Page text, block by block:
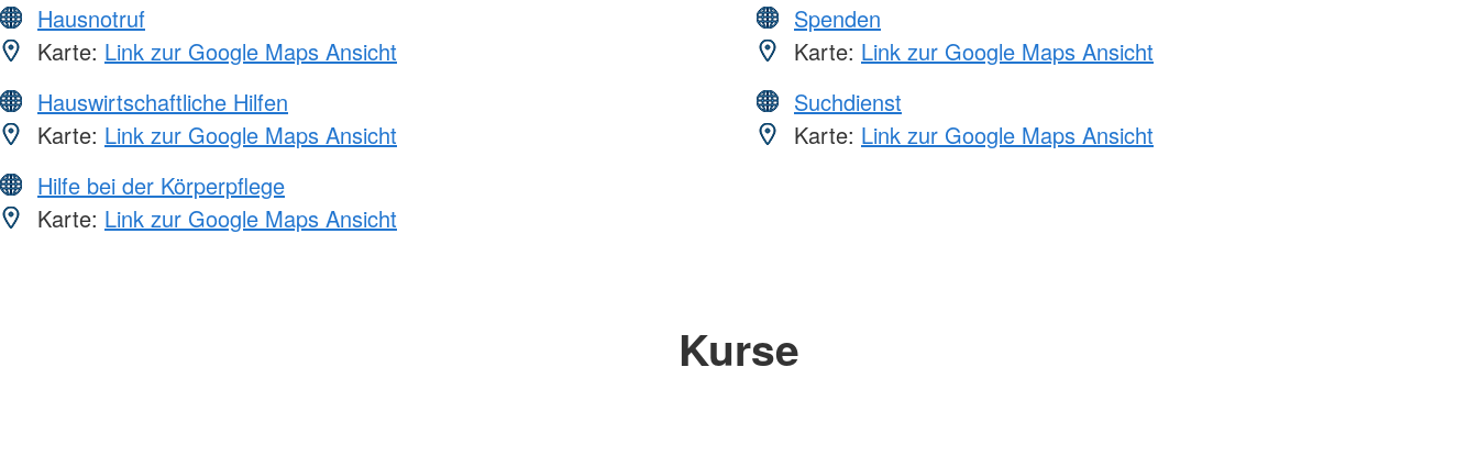
Hausnotruf
Karte: Link zur Google Maps Ansicht
Hauswirtschaftliche Hilfen
Karte: Link zur Google Maps Ansicht
Hilfe bei der Körperpflege
Karte: Link zur Google Maps Ansicht
Spenden
Karte: Link zur Google Maps Ansicht
Suchdienst
Karte: Link zur Google Maps Ansicht
Kurse